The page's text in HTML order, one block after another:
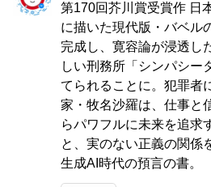
第170回芥川賞受賞作 日
に描いた現代版・バベル
完成し、寛容論が浸透し
しい刑務所「シンパシー
てられることに。犯罪者
家・牧名沙羅は、仕事と
らパワフルに未来を追求
と、実のない正義の関係
生成AI時代の預言の書。